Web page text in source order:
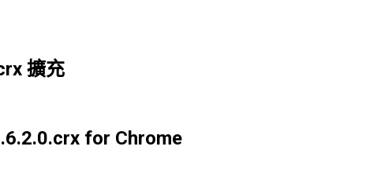
擴充
for Chrome